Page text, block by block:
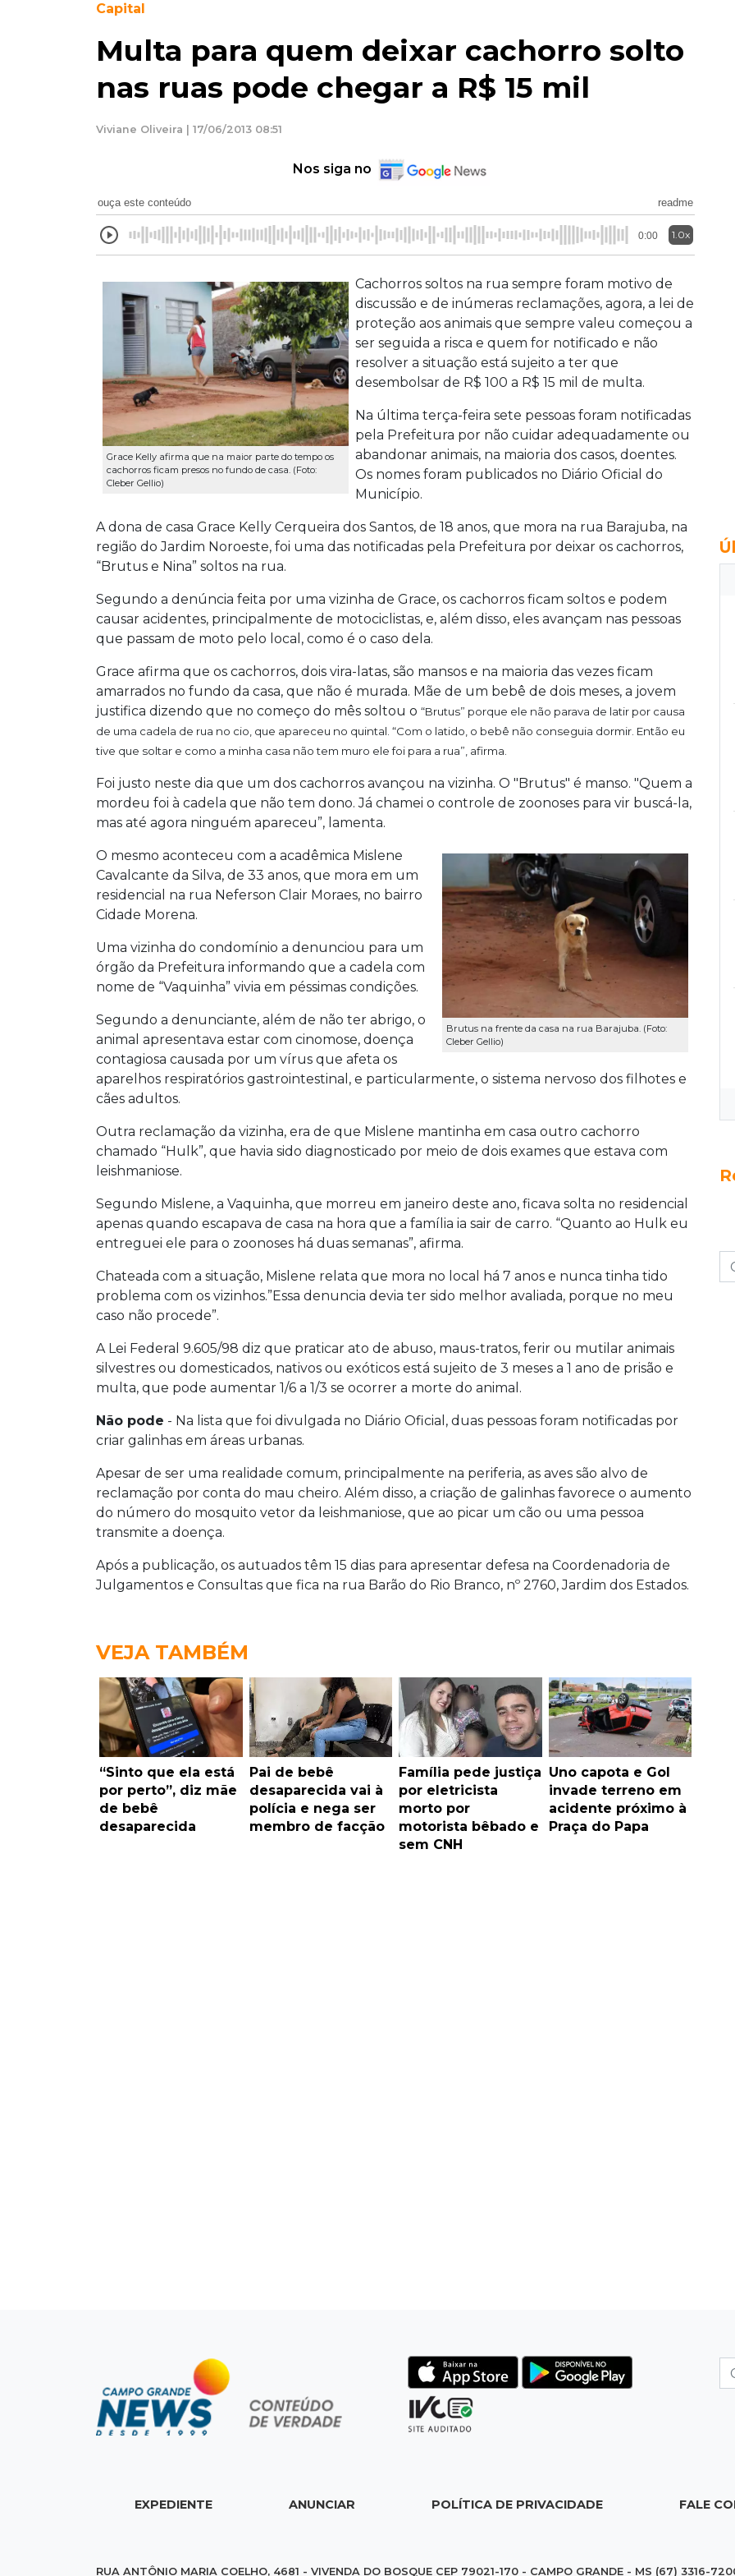
Capital
Multa para quem deixar cachorro solto
nas ruas pode chegar a R$ 15 mil
Viviane Oliveira | 17/06/2013 08:51
Nos siga no
ouça este conteúdo readme
0:00 1.0x
Grace Kelly afirma que na maior parte do tempo os
cachorros ficam presos no fundo de casa. (Foto:
Cleber Gellio)
Cachorros soltos na rua sempre foram motivo de
discussão e de inúmeras reclamações, agora, a lei de
proteção aos animais que sempre valeu começou a
ser seguida a risca e quem for notificado e não
resolver a situação está sujeito a ter que
desembolsar de R$ 100 a R$ 15 mil de multa.
Na última terça-feira sete pessoas foram notificadas
pela Prefeitura por não cuidar adequadamente ou
abandonar animais, na maioria dos casos, doentes.
Os nomes foram publicados no Diário Oficial do
Município.
A dona de casa Grace Kelly Cerqueira dos Santos, de 18 anos, que mora na rua Barajuba, na
região do Jardim Noroeste, foi uma das notificadas pela Prefeitura por deixar os cachorros,
“Brutus e Nina” soltos na rua.
Segundo a denúncia feita por uma vizinha de Grace, os cachorros ficam soltos e podem
causar acidentes, principalmente de motociclistas, e, além disso, eles avançam nas pessoas
que passam de moto pelo local, como é o caso dela.
Grace afirma que os cachorros, dois vira-latas, são mansos e na maioria das vezes ficam
amarrados no fundo da casa, que não é murada. Mãe de um bebê de dois meses, a jovem
justifica dizendo que no começo do mês soltou o “Brutus” porque ele não parava de latir por causa
de uma cadela de rua no cio, que apareceu no quintal. “Com o latido, o bebê não conseguia dormir. Então eu
tive que soltar e como a minha casa não tem muro ele foi para a rua”, afirma.
Foi justo neste dia que um dos cachorros avançou na vizinha. O "Brutus" é manso. "Quem a
mordeu foi à cadela que não tem dono. Já chamei o controle de zoonoses para vir buscá-la,
mas até agora ninguém apareceu”, lamenta.
Brutus na frente da casa na rua Barajuba. (Foto:
Cleber Gellio)
O mesmo aconteceu com a acadêmica Mislene
Cavalcante da Silva, de 33 anos, que mora em um
residencial na rua Neferson Clair Moraes, no bairro
Cidade Morena.
Uma vizinha do condomínio a denunciou para um
órgão da Prefeitura informando que a cadela com
nome de “Vaquinha” vivia em péssimas condições.
Segundo a denunciante, além de não ter abrigo, o
animal apresentava estar com cinomose, doença
contagiosa causada por um vírus que afeta os
aparelhos respiratórios gastrointestinal, e particularmente, o sistema nervoso dos filhotes e
cães adultos.
Outra reclamação da vizinha, era de que Mislene mantinha em casa outro cachorro
chamado “Hulk”, que havia sido diagnosticado por meio de dois exames que estava com
leishmaniose.
Segundo Mislene, a Vaquinha, que morreu em janeiro deste ano, ficava solta no residencial
apenas quando escapava de casa na hora que a família ia sair de carro. “Quanto ao Hulk eu
entreguei ele para o zoonoses há duas semanas”, afirma.
Chateada com a situação, Mislene relata que mora no local há 7 anos e nunca tinha tido
problema com os vizinhos.”Essa denuncia devia ter sido melhor avaliada, porque no meu
caso não procede”.
A Lei Federal 9.605/98 diz que praticar ato de abuso, maus-tratos, ferir ou mutilar animais
silvestres ou domesticados, nativos ou exóticos está sujeito de 3 meses a 1 ano de prisão e
multa, que pode aumentar 1/6 a 1/3 se ocorrer a morte do animal.
Não pode - Na lista que foi divulgada no Diário Oficial, duas pessoas foram notificadas por
criar galinhas em áreas urbanas.
Apesar de ser uma realidade comum, principalmente na periferia, as aves são alvo de
reclamação por conta do mau cheiro. Além disso, a criação de galinhas favorece o aumento
do número do mosquito vetor da leishmaniose, que ao picar um cão ou uma pessoa
transmite a doença.
Após a publicação, os autuados têm 15 dias para apresentar defesa na Coordenadoria de
Julgamentos e Consultas que fica na rua Barão do Rio Branco, nº 2760, Jardim dos Estados.
VEJA TAMBÉM
“Sinto que ela está
por perto”, diz mãe
de bebê
desaparecida
Pai de bebê
desaparecida vai à
polícia e nega ser
membro de facção
Família pede justiça
por eletricista
morto por
motorista bêbado e
sem CNH
Uno capota e Gol
invade terreno em
acidente próximo à
Praça do Papa
EXPEDIENTE ANUNCIAR POLÍTICA DE PRIVACIDADE FALE
RUA ANTÔNIO MARIA COELHO, 4681 - VIVENDA DO BOSQUE CEP 79021-170 - CAMPO GRANDE - MS (67) 3316-